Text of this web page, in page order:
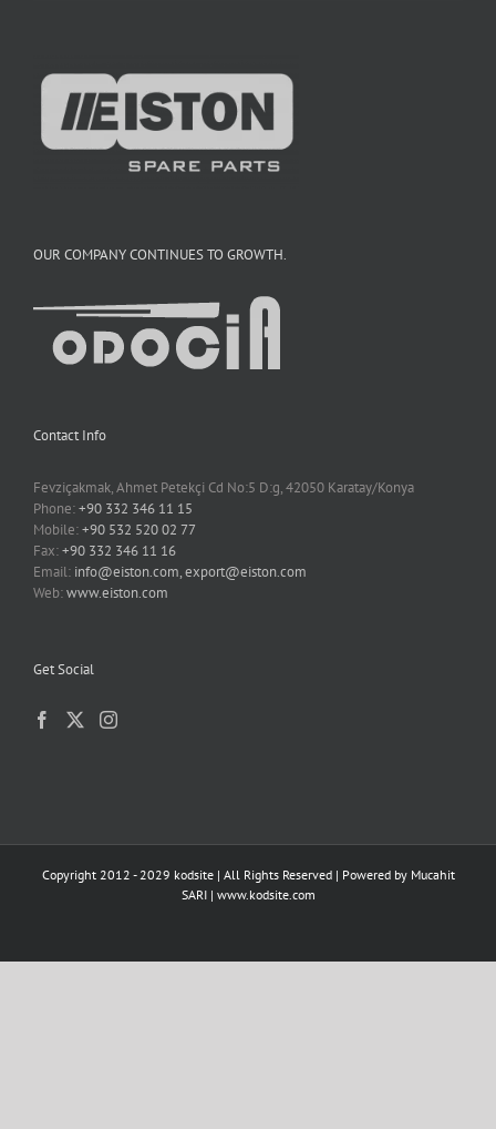
OUR COMPANY CONTINUES TO GROWTH.
Contact Info
Fevziçakmak, Ahmet Petekçi Cd No:5 D:g, 42050 Karatay/Konya
Phone:+90 332 346 11 15
Mobile:+90 532 520 02 77
Fax:+90 332 346 11 16
Email: info@eiston.com, export@eiston.com
Web:www.eiston.com
Get Social
Copyright 2012 - 2029 kodsite | All Rights Reserved | Powered by Mucahit
SARI| www.kodsite.com